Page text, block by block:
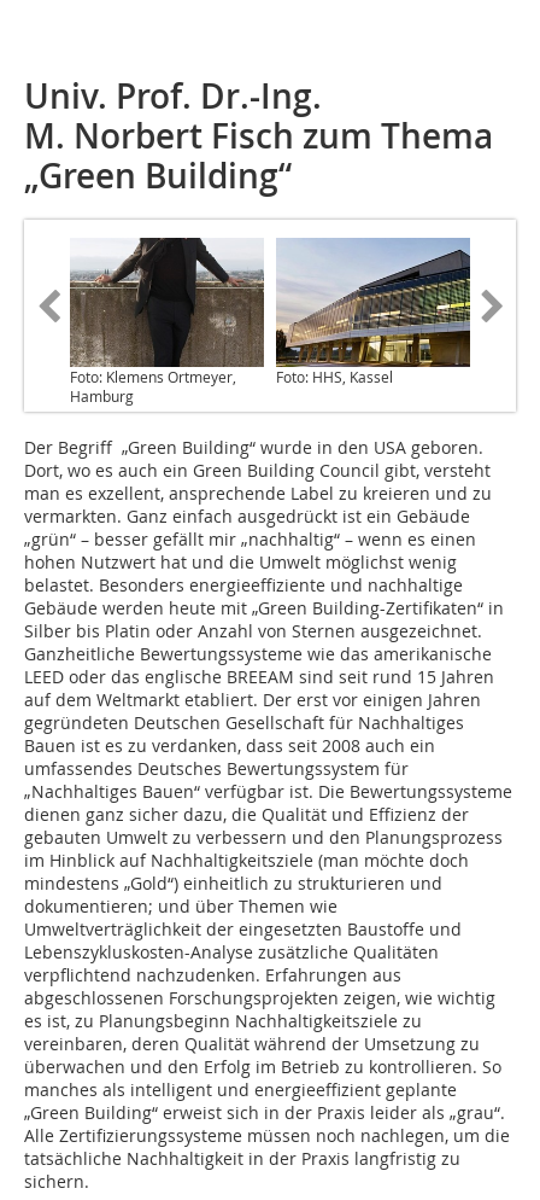
Univ. Prof. Dr.-Ing.
M. Norbert Fisch zum Thema
„Green Building“
Foto: Klemens Ortmeyer,
Hamburg
Foto: HHS, Kassel
Der Begriff „Green Building“ wurde in den USA geboren.
Dort, wo es auch ein Green Building Council gibt, versteht
man es exzellent, ansprechende Label zu kreieren und zu
vermarkten. Ganz einfach ausgedrückt ist ein Gebäude
„grün“ – besser gefällt mir „nachhaltig“ – wenn es einen
hohen Nutzwert hat und die Umwelt möglichst wenig
belastet. Besonders energieeffiziente und nachhaltige
Gebäude werden heute mit „Green Building-Zertifikaten“ in
Silber bis Platin oder Anzahl von Sternen ausgezeichnet.
Ganzheitliche Bewertungssysteme wie das amerikanische
LEED oder das englische BREEAM sind seit rund 15 Jahren
auf dem Weltmarkt etabliert. Der erst vor einigen Jahren
gegründeten Deutschen Gesellschaft für Nachhaltiges
Bauen ist es zu verdanken, dass seit 2008 auch ein
umfassendes Deutsches Bewertungssystem für
„Nachhaltiges Bauen“ verfügbar ist. Die Bewertungssysteme
dienen ganz sicher dazu, die Qualität und Effizienz der
gebauten Umwelt zu verbessern und den Planungsprozess
im Hinblick auf Nachhaltigkeitsziele (man möchte doch
mindestens „Gold“) einheitlich zu strukturieren und
dokumentieren; und über Themen wie
Umweltverträglichkeit der eingesetzten Baustoffe und
Lebenszykluskosten-Analyse zusätzliche Qualitäten
verpflichtend nachzudenken. Erfahrungen aus
abgeschlossenen Forschungsprojekten zeigen, wie wichtig
es ist, zu Planungsbeginn Nachhaltigkeitsziele zu
vereinbaren, deren Qualität während der Umsetzung zu
überwachen und den Erfolg im Betrieb zu kontrollieren. So
manches als intelligent und energieeffizient geplante
„Green Building“ erweist sich in der Praxis leider als „grau“.
Alle Zertifizierungssysteme müssen noch nachlegen, um die
tatsächliche Nachhaltigkeit in der Praxis langfristig zu
sichern.